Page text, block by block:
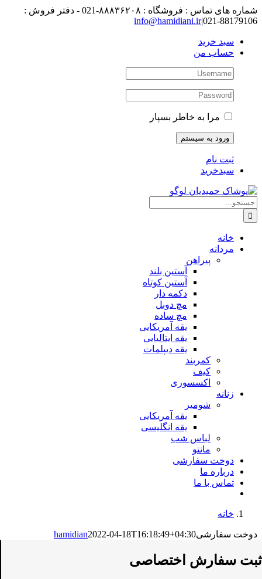
رفتن
به
شماره های تماس : فروشگاه : ۸۸۸۳۶۲۰۸-021 - دفتر فروش :
88179106-021
|
info@hamidiani.ir
سبد خرید
حساب من
مرا به خاطر بسپار
ثبت نام
سبدخرید
جستجو
برای:
خانه
مردانه
پیراهن
آستین بلند
آستین کوتاه
دکمه دار
مچ دوبل
مچ ساده
یقه آمریکایی
یقه ایتالیایی
یقه دیپلمات
کمربند
کیف
اکسسوری
زنانه
شومیز
یقه آمریکایی
یقه انگلیسی
لباس شب
مانتو
دوخت سفارشی
درباره ما
تماس با ما
خانه
دوخت سفارشی hamidian2022-04-18T16:18:49+04:30
ثبت سفارش اختصاصی